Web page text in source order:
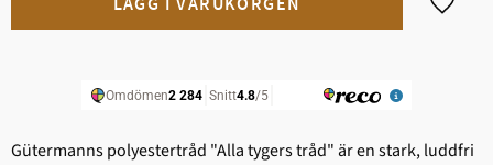
Lägg
Gütermanns polyestertråd "Alla tygers tråd" är en stark, ludd­fri